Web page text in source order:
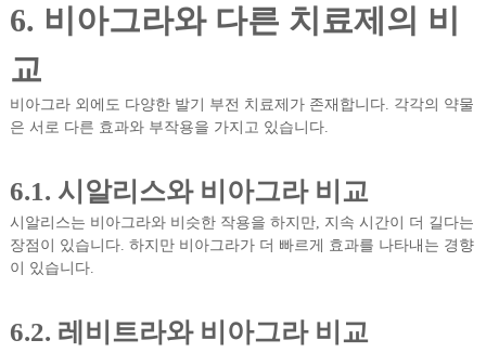
6. 비아그라와 다른 치료제의 비
교
비아그라 외에도 다양한 발기 부전 치료제가 존재합니다. 각각의 약물
은 서로 다른 효과와 부작용을 가지고 있습니다.
6.1. 시알리스와 비아그라 비교
시알리스는 비아그라와 비슷한 작용을 하지만, 지속 시간이 더 길다는
장점이 있습니다. 하지만 비아그라가 더 빠르게 효과를 나타내는 경향
이 있습니다.
6.2. 레비트라와 비아그라 비교